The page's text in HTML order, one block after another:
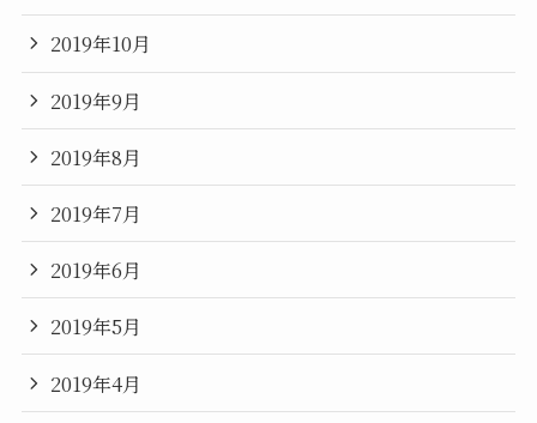
2019年10月
2019年9月
2019年8月
2019年7月
2019年6月
2019年5月
2019年4月